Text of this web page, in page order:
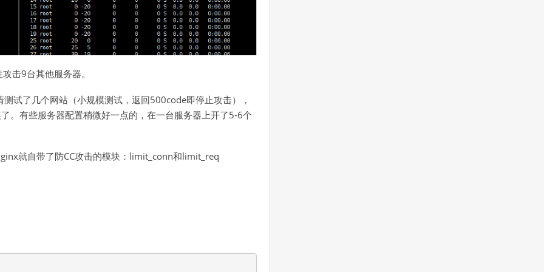
击9台其他服务器。
试了几个网站（小规模测试，返回500code即停止攻击），
。有些服务器配置稍微好一点的，在一台服务器上开了5-6个
就自带了防CC攻击的模块：limit_conn和limit_req